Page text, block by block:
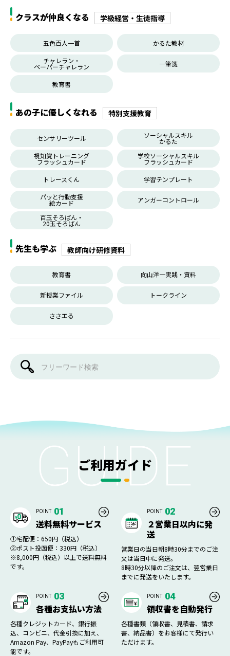
クラスが仲良くなる 学級経営・生徒指導
五色百人一首
かるた教材
チャレラン・
ペーパーチャレラン 一筆箋
教育書
あの子に優しくなれる 特別支援教育
センサリーツール ソーシャルスキル
かるた
視知覚トレーニング
フラッシュカード
学校ソーシャルスキル
フラッシュカード
トレースくん
学習テンプレート
パッと行動支援
絵カード
アンガーコントロール
百玉そろばん・
20玉そろばん
先生も学ぶ 教師向け研修資料
教育書 向山洋一実践・資料
新授業ファイル トークライン
ささエる
ご利用ガイド
POINT 01
送料無料サービス
①宅配便：650円（税込）
②ポスト投函便：330円（税込）
※8,000円（税込）以上で送料無料
です。
POINT 02
２営業日以内に発
送
営業日の当日朝8時30分までのご注
文は当日中に発送。
8時30分以降のご注文は、翌営業日
までに発送をいたします。
POINT 03
各種お支払い方法
各種クレジットカード、銀行振
込、コンビニ、代金引換に加え、
Amazon Pay、PayPayもご利用可
能です。
POINT 04
領収書を自動発行
各種書類（領収書、見積書、請求
書、納品書）をお客様にて発行い
ただけます。